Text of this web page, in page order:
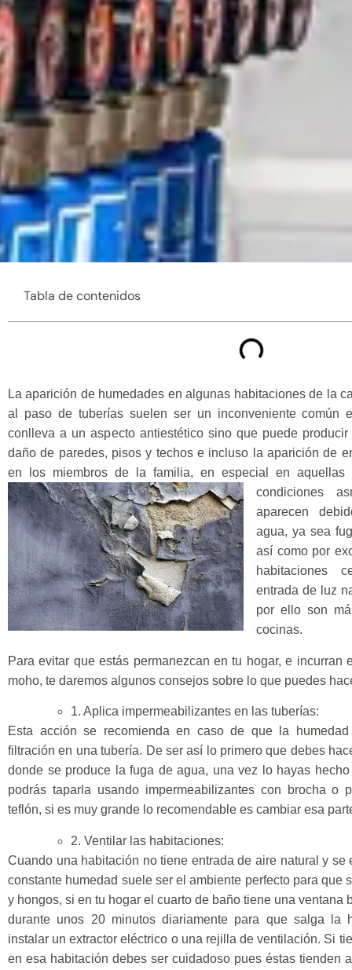
Tabla de contenidos
La aparición de humedades en algunas habitaciones de la
al paso de tuberías suelen ser un inconveniente común
conlleva a un aspecto antiestético sino que puede
daño de paredes, pisos y techos e incluso la aparición de
en los miembros de la familia, en especial en aquellas
condiciones
aparecen
agua, ya sea
así como por
habitaciones
entrada de luz
por ello son
cocinas.
Para evitar que estás permanezcan en tu hogar, e incurran
moho, te daremos algunos consejos sobre lo que puedes
1. Aplica impermeabilizantes en las tuberías:
Esta acción se recomienda en caso de que la
filtración en una tubería. De ser así lo primero que debes
donde se produce la fuga de agua, una vez lo hayas
podrás taparla usando impermeabilizantes con brocha o
teflón, si es muy grande lo recomendable es cambiar esa
2. Ventilar las habitaciones:
Cuando una habitación no tiene entrada de aire natural y se
constante humedad suele ser el ambiente perfecto para que
y hongos, si en tu hogar el cuarto de baño tiene una ventana
durante unos 20 minutos diariamente para que salga la
instalar un extractor eléctrico o una rejilla de ventilación. Si
en esa habitación debes ser cuidadoso pues éstas tienden